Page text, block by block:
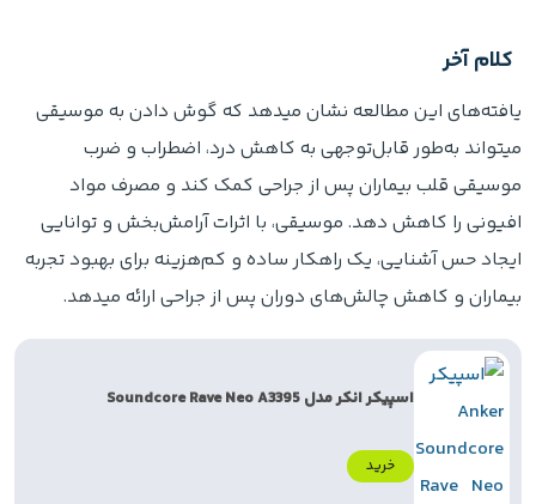
کلام آخر
یافته‌های این مطالعه نشان میدهد که گوش دادن به موسیقی
میتواند به‌طور قابل‌توجهی به کاهش درد، اضطراب و ضرب
موسیقی قلب بیماران پس از جراحی کمک کند و مصرف مواد
افیونی را کاهش دهد. موسیقی، با اثرات آرامش‌بخش و توانایی
ایجاد حس آشنایی، یک راهکار ساده و کم‌هزینه برای بهبود تجربه
بیماران و کاهش چالش‌های دوران پس از جراحی ارائه میدهد.
اسپیکر انکر مدل Soundcore Rave Neo A3395
خرید